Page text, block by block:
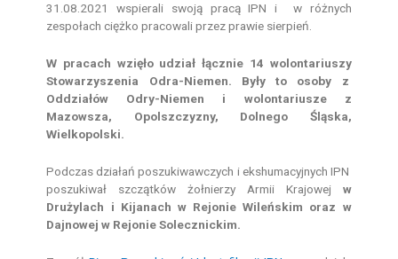
31.08.2021 wspierali swoją pracą IPN i w różnych
zespołach ciężko pracowali przez prawie sierpień.
W pracach wzięło udział łącznie 14 wolontariuszy
Stowarzyszenia Odra-Niemen. Były to osoby z
Oddziałów Odry-Niemen i wolontariusze z
Mazowsza, Opolszczyzny, Dolnego Śląska,
Wielkopolski.
Podczas działań poszukiwawczych i ekshumacyjnych IPN
poszukiwał szczątków żołnierzy Armii Krajowej w
Drużylach i Kijanach w Rejonie Wileńskim oraz w
Dajnowej w Rejonie Solecznickim.